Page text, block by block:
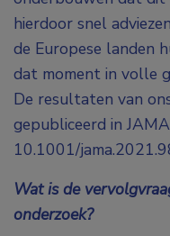
hierdoor snel
de Europese landen
dat moment in volle
De resultaten van
gepubliceerd in
10.1001/
Wat is de
onderzoek?